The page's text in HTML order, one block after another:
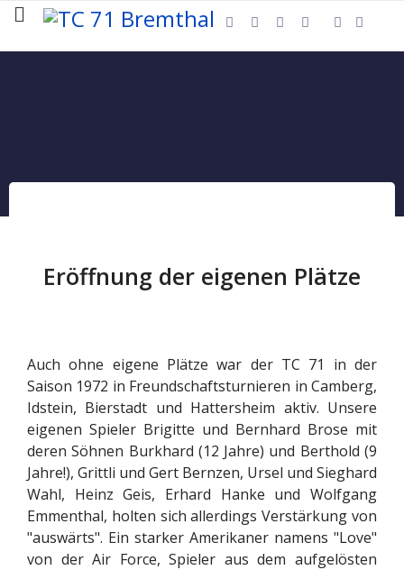
Eröffnung der eigenen Plätze
Auch ohne eigene Plätze war der TC 71 in der
Saison 1972 in Freundschaftsturnieren in Camberg,
Idstein, Bierstadt und Hattersheim aktiv. Unsere
eigenen Spieler Brigitte und Bernhard Brose mit
deren Söhnen Burkhard (12 Jahre) und Berthold (9
Jahre!), Grittli und Gert Bernzen, Ursel und Sieghard
Wahl, Heinz Geis, Erhard Hanke und Wolfgang
Emmenthal, holten sich allerdings Verstärkung von
"auswärts". Ein starker Amerikaner namens "Love"
von der Air Force, Spieler aus dem aufgelösten